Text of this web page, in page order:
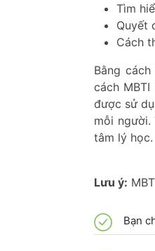
Tìm
Quyết
Cách
Bằng
cách
được sử
mỗi người.
tâm lý học.
Lưu ý:
Bạn